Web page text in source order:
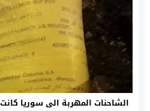
الشاحنات المهربة الى سوريا